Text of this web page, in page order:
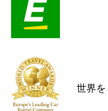
世界